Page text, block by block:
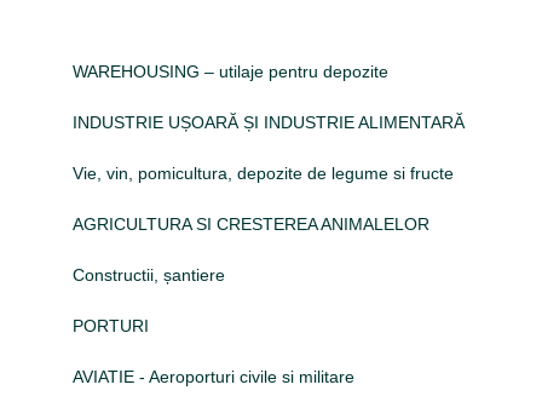
WAREHOUSING – utilaje pentru depozite
INDUSTRIE UȘOARĂ ȘI INDUSTRIE ALIMENTARĂ
Vie, vin, pomicultura, depozite de legume si fructe
AGRICULTURA SI CRESTEREA ANIMALELOR
Constructii, șantiere
PORTURI
AVIATIE - Aeroporturi civile si militare